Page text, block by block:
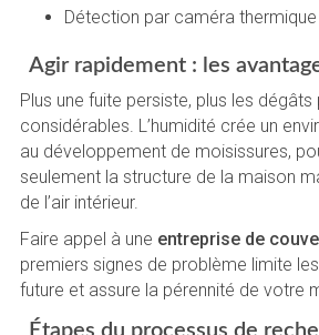
Détection par caméra thermique
Agir rapidement : les
Plus une fuite persiste, plus les
considérables. L’humidité crée un
au développement de moisissures,
seulement la structure de la maison
de l’air intérieur.
Faire appel à une entreprise de
premiers signes de problème limite
future et assure la pérennité de votre
Étapes du processus de